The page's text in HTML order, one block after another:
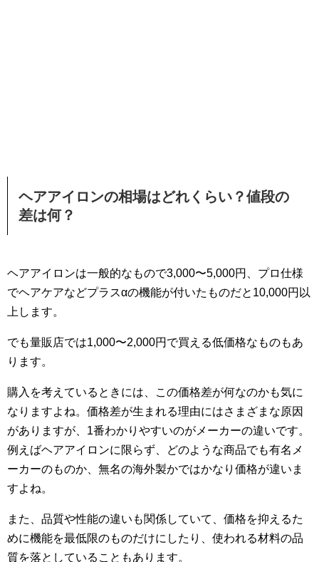
ヘアアイロンの相場はどれくらい？値段の
差は何？
ヘアアイロンは一般的なもので3,000〜5,000円、プロ仕様
でヘアケアなどプラスαの機能が付いたものだと10,000円以
上します。
でも量販店では1,000〜2,000円で買える低価格なものもあ
ります。
購入を考えているときには、この価格差が何なのかも気に
なりますよね。価格差が生まれる理由にはさまざまな原因
がありますが、1番わかりやすいのがメーカーの違いです。
例えばヘアアイロンに限らず、どのような商品でも有名メ
ーカーのものか、無名の海外製かではかなり価格が違いま
すよね。
また、品質や性能の違いも関係していて、価格を抑えるた
めに機能を最低限のものだけにしたり、使われる材料の品
質を落としていることもあります。